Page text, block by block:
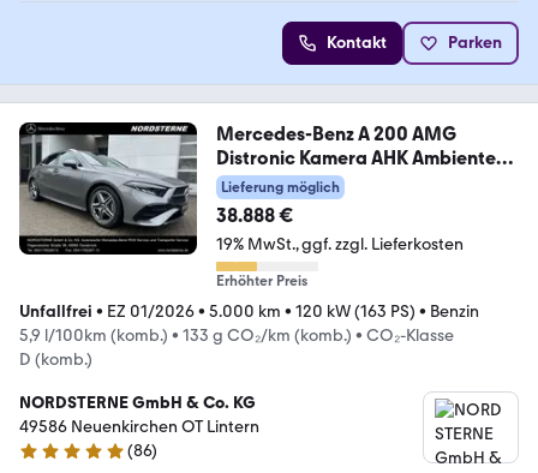
Kontakt Parken
Mercedes-Benz A 200 AMG
Distronic Kamera AHK Ambiente
Sound.
Lieferung möglich
38.888 €
19% MwSt. ggf. zzgl. Lieferkosten
Erhöhter Preis
Unfallfrei • EZ 01/2026• 5.000 km • 120 kW (163 PS) • Benzin
5,9 l/100km (komb.) • 133 g CO₂/km (komb.) • CO₂-Klasse
D (komb.)
NORDSTERNE GmbH & Co. KG
49586 Neuenkirchen OT Lintern
4.8 Sterne
(86)